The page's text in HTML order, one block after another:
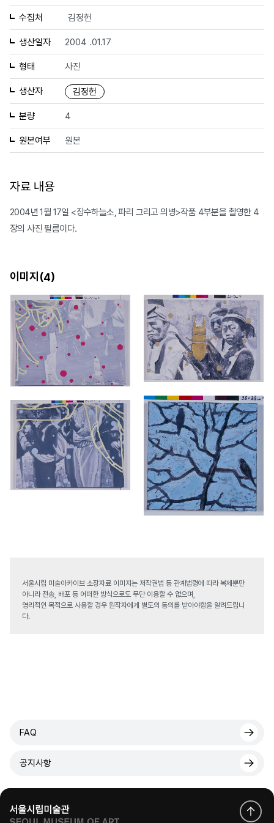
수집처 김정헌
생산일자 2004 .01.17
형태 사진
생산자 김정헌
분량 4
원본여부 원본
자료 내용
2004년 1월 17일 <장수하늘소, 파리 그리고 의병>작품 4부분을 촬영한 4
장의 사진 필름이다.
이미지(4)
서울시립 미술아카이브 소장자료 이미지는 저작권법 등 관계법령에 따라 복제뿐만
아니라 전송, 배포 등 어떠한 방식으로도 무단 이용할 수 없으며,
영리적인 목적으로 사용할 경우 원작자에게 별도의 동의를 받아야함을 알려드립니
다.
FAQ
공지사항